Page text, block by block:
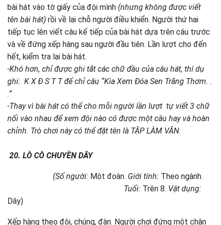
bài hát vào tờ giấy của đội mình (nhưng không được viết
tên bài hát) rồi về lại chỗ người điều khiển. Người thứ hai
tiếp tục lên viết câu kế tiếp của bài hát dựa trên câu trước
và về đứng xếp hàng sau người đầu tiên. Lần lượt cho đến
hết, kiểm tra lại bài hát.
-Khó hơn, chỉ được ghi tắt các chữ đầu của câu hát, thí dụ
ghi: K X Đ S T T để chỉ câu “Kìa Xem Đóa Sen Trắng Thơm. .
.”
-Thay vì bài hát có thể cho mỗi người lần lượt tự viết 3 chữ
nối vào nhau để xem đội nào có được một câu hay và hoàn
chỉnh. Trò chơi này có thể đặt tên là TẬP LÀM VĂN.
20. LÒ CÒ CHUYỀN DÂY
(Số người: Một đoàn. Giới tính: Theo ngành.
Tuổi: Trên 8. Vật dụng:
Dây)
Xếp hàng theo đội, chúng, đàn. Người chơi đứng một chân